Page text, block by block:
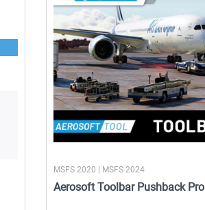
MSFS 2020 | MSFS 2024
Aerosoft Toolbar Pushback Pro